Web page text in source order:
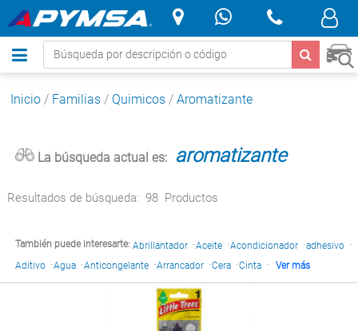
.
Inicio / Familias / Quimicos / Aromatizante
La búsqueda actual es: aromatizante
Resultados de búsqueda: 98 Productos
También puede interesarte: Abrillantador ·Aceite ·Acondicionador ·adhesivo ·
Aditivo ·Agua ·Anticongelante ·Arrancador ·Cera ·Cinta · Ver más